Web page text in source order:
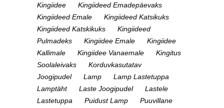
Kingiidee
Kingiideed Emadepäevaks
Kingiideed Emale
Kingiideed Katsikuks
Kingiideed Katskikuks
Kingiideed
Pulmadeks
Kingiidee Emale
Kingiidee
Kallimale
Kingiidee Vanaemale
Kingitus
Soolaleivaks
Korduvkasutatav
Joogipudel
Lamp
Lamp Lastetuppa
Lamptäht
Laste Joogipudel
Lastele
Lastetuppa
Puidust Lamp
Puuvillane